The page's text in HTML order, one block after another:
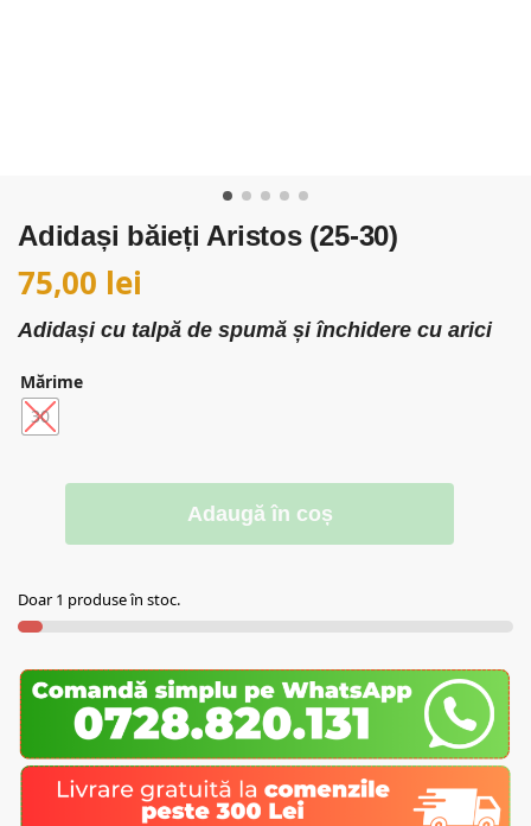
Adidași băieți Aristos (25-30)
75,00 lei
Adidași cu talpă de spumă și închidere cu arici
Mărime
30
Adaugă în coș
Doar 1 produse în stoc.